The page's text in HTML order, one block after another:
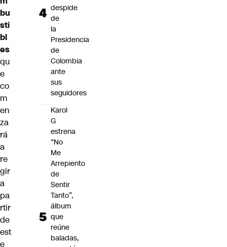
bu
sti
bl
es
qu
e
co
m
en
za
rá
a
re
gir
a
pa
rtir
de
est
e
despide
de
la
Presidencia
de
Colombia
ante
sus
seguidores
Karol
G
estrena
“No
Me
Arrepiento
de
Sentir
Tanto”,
álbum
que
reúne
baladas,